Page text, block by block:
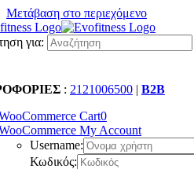
Μετάβαση στο περιεχόμενο
για:
: 2121006500 | B2B
Cart0
My Account
Username:
Κωδικός: